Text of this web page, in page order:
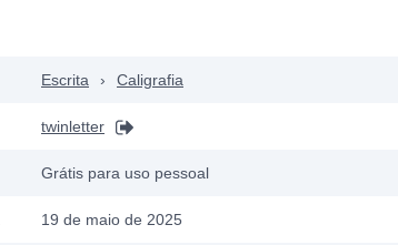
Escrita › Caligrafia
twinletter
Grátis para uso pessoal
19 de maio de 2025